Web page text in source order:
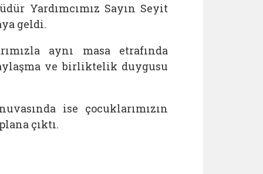
Yardımcımız Sayın Seyit
geldi.
aynı masa etrafında
ve birliktelik duygusu
ise çocuklarımızın
çıktı.